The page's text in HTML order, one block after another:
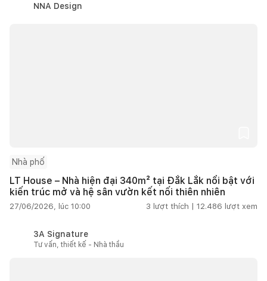
NNA Design
Nhà phố
LT House – Nhà hiện đại 340m² tại Đắk Lắk nổi bật với
kiến trúc mở và hệ sân vườn kết nối thiên nhiên
27/06/2026, lúc 10:00 3 lượt thích | 12.486 lượt xem
3A Signature
Tư vấn, thiết kế - Nhà thầu